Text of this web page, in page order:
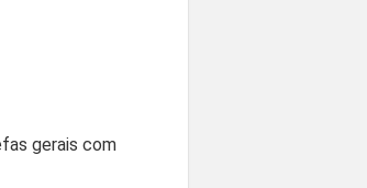
gerais com